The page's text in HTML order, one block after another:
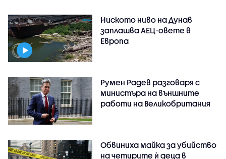
Ниското ниво на Дунав
заплашва АЕЦ-овете в
Европа
Румен Радев разговаря с
министъра на външните
работи на Великобритания
Обвиниха майка за убийство
на четирите ѝ деца в